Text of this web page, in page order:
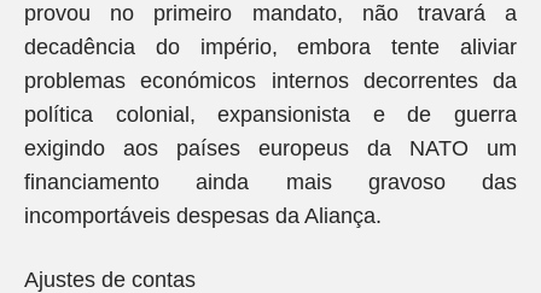
provou no primeiro mandato, não travará a
decadência do império, embora tente aliviar
problemas económicos internos decorrentes da
política colonial, expansionista e de guerra
exigindo aos países europeus da NATO um
financiamento ainda mais gravoso das
incomportáveis despesas da Aliança.
Ajustes de contas